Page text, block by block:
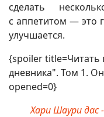
сделать
с аппетитом — это
улучшается.
{spoiler title=Читать
дневника". Том 1.
opened=0}
Хари Шаури дас